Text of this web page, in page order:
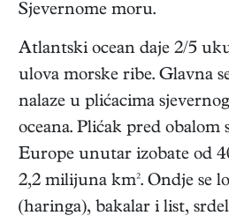
Sjevernome moru.
Atlantski ocean daje 2/5
ulova morske ribe. Glavna
nalaze u plićacima
oceana. Plićak pred obalom
Europe unutar izobate od
2,2 milijuna km². Ondje se
(haringa), bakalar i list,